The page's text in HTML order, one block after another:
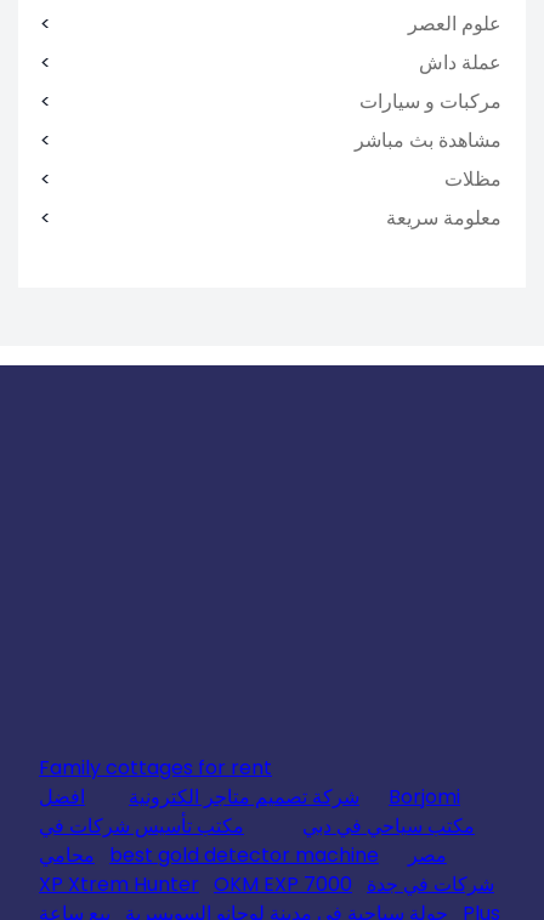
علوم العصر
عملة داش
مركبات و سيارات
مشاهدة بث مباشر
مظلات
معلومة سريعة
Family cottages for rent
Borjomi
شركة تصميم متاجر الكترونية
افضل
مكتب سياحي في دبي
مكتب تأسيس شركات في
مصر
best gold detector machine
محامي
شركات في جدة
XP Xtrem Hunter OKM EXP 7000
Plus
جولة سياحية في مدينة لوجانو السويسرية بيع ساعة